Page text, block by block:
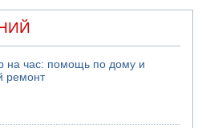
на час: помощь по дому и
ремонт